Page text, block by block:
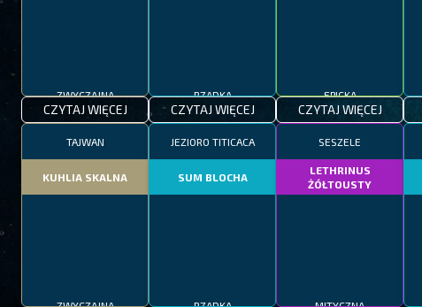
CZYTAJ WIĘCEJ CZYTAJ WIĘCEJ CZYTAJ WIĘCEJ
TAJWAN
KUHLIA SKALNA
JEZIORO TITICACA
SUM BLOCHA
SESZELE
LETHRINUS
ŻÓŁTOUSTY